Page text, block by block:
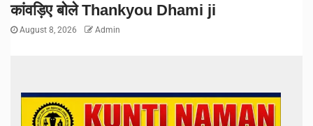
कांवड़िए बोले Thankyou Dhami ji
August 8, 2026 Admin